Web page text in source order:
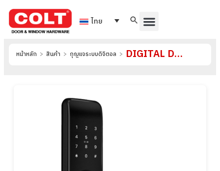
ไทย
หน้าหลัก > สินค้า > กุญแจระบบดิจิตอล > DIGITAL DOOR LOCK รุ่น H36A